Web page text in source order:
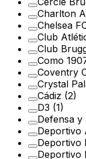
Charlton
Chelsea
Club
Club
Como
Coventry
Crystal
Cádiz (2)
D3 (1)
Defensa y
Deportivo
Deportivo
Deportivo